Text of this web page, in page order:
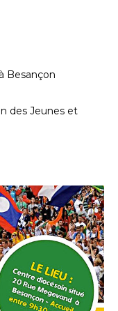
Besançon
des Jeunes et